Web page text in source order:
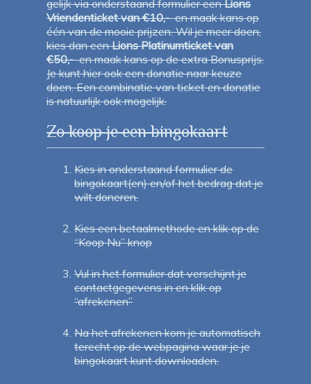
gelijk via onderstaand formulier eenLions
Vriendenticket van €10,-en maak kans op
één van de mooie prijzen. Wil je meer doen,
kies dan eenLions Platinumticket van
€50,-en maak kans op de extra Bonusprijs.
Je kunt hier ook een donatie naar keuze
doen. Een combinatie van ticket en donatie
is natuurlijk ook mogelijk.
Zo koop je een bingokaart
Kies in onderstaand formulier de
bingokaart(en) en/of het bedrag dat je
wilt doneren.
Kies een betaalmethode en klik op de
“Koop Nu” knop
Vul in het formulier dat verschijnt je
contactgegevens in en klik op
“afrekenen”
Na het afrekenen kom je automatisch
terecht op de webpagina waar je je
bingokaart kunt downloaden.